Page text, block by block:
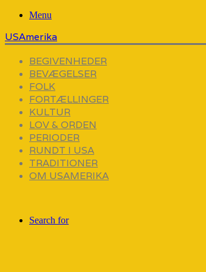
Menu
USAmerika
BEGIVENHEDER
BEVÆGELSER
FOLK
FORTÆLLINGER
KULTUR
LOV & ORDEN
PERIODER
RUNDT I USA
TRADITIONER
OM USAMERIKA
Search for